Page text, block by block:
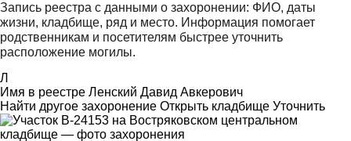
Запись реестра с данными о захоронении: ФИО, даты
жизни, кладбище, ряд и место. Информация помогает
родственникам и посетителям быстрее уточнить
расположение могилы.
Л
Имя в реестре Ленский Давид Авкерович
Найти другое захоронение Открыть кладбище Уточнить